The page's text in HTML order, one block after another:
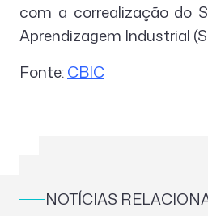
com a correalização do
Aprendizagem Industrial
Fonte:CBIC
NOTÍCIAS